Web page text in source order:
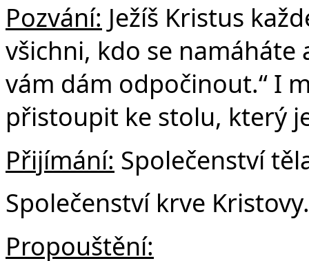
Pozvání: Ježíš Kristus
všichni, kdo se namáháte
vám dám odpočinout.“ I
přistoupit ke stolu, který
Přijímání: Společenství
Společenství krve Kristovy.
Propouštění: